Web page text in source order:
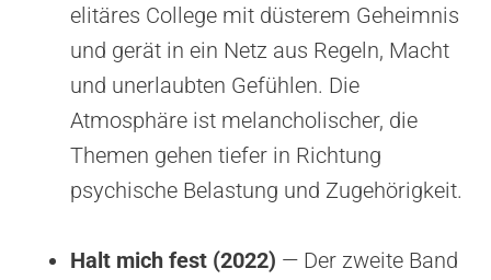
elitäres College mit düsterem Geheimnis
und gerät in ein Netz aus Regeln, Macht
und unerlaubten Gefühlen. Die
Atmosphäre ist melancholischer, die
Themen gehen tiefer in Richtung
psychische Belastung und Zugehörigkeit.
Halt mich fest (2022) — Der zweite Band